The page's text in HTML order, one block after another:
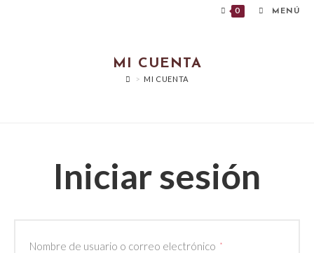
0 MENÚ
MI CUENTA
> MI CUENTA
Iniciar sesión
Nombre de usuario o correo electrónico *